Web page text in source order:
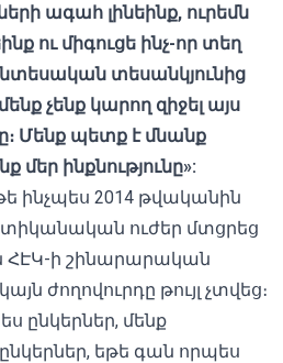
ագահ լինեինք, ուրեմն
ու միգուցե ինչ-որ տեղ
տեսանկյունից
մենք չենք կարող զիջել այս
Մենք պետք է մնանք
մեր ինքնությունը»:
ինչպես 2014 թվականին
ուժեր մտցրեց
ՀԷԿ-ի շինարարական
ժողովուրդը թույլ չտվեց։
ընկերներ, մենք
եթե գան որպես